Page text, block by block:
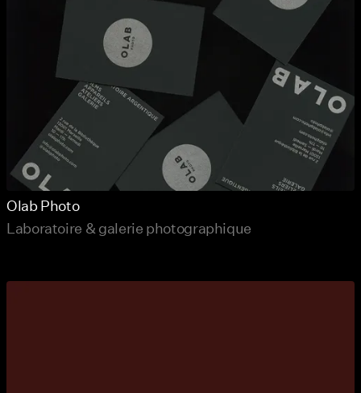
Olab Photo
Laboratoire & galerie photographique